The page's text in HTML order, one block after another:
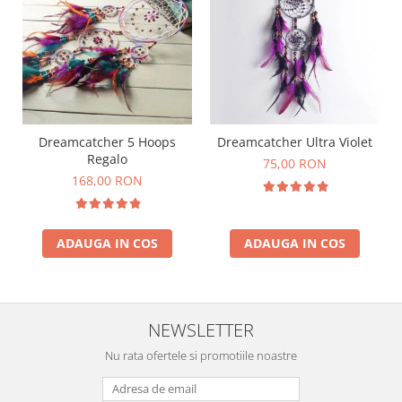
Dreamcatcher 5 Hoops
Regalo
168,00 RON
ADAUGA IN COS
Dreamcatcher Ultra Violet
75,00 RON
ADAUGA IN COS
NEWSLETTER
Nu rata ofertele si promotiile noastre